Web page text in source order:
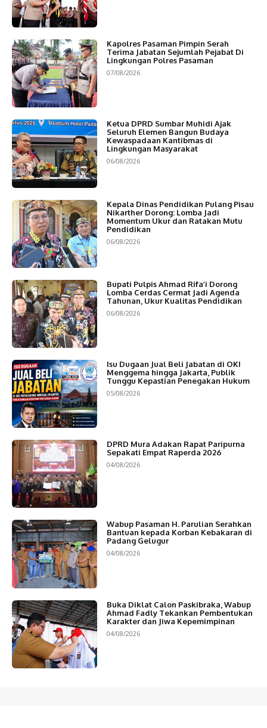
Kapolres Pasaman Pimpin Serah
Terima Jabatan Sejumlah Pejabat Di
Lingkungan Polres Pasaman
07/08/2026
Ketua DPRD Sumbar Muhidi Ajak
Seluruh Elemen Bangun Budaya
Kewaspadaan Kantibmas di
Lingkungan Masyarakat
06/08/2026
Kepala Dinas Pendidikan Pulang Pisau
Nikarther Dorong: Lomba Jadi
Momentum Ukur dan Ratakan Mutu
Pendidikan
06/08/2026
Bupati Pulpis Ahmad Rifa’i Dorong
Lomba Cerdas Cermat Jadi Agenda
Tahunan, Ukur Kualitas Pendidikan
06/08/2026
Isu Dugaan Jual Beli Jabatan di OKI
Menggema hingga Jakarta, Publik
Tunggu Kepastian Penegakan Hukum
05/08/2026
DPRD Mura Adakan Rapat Paripurna
Sepakati Empat Raperda 2026
04/08/2026
Wabup Pasaman H. Parulian Serahkan
Bantuan kepada Korban Kebakaran di
Padang Gelugur
04/08/2026
Buka Diklat Calon Paskibraka, Wabup
Ahmad Fadly Tekankan Pembentukan
Karakter dan Jiwa Kepemimpinan
04/08/2026